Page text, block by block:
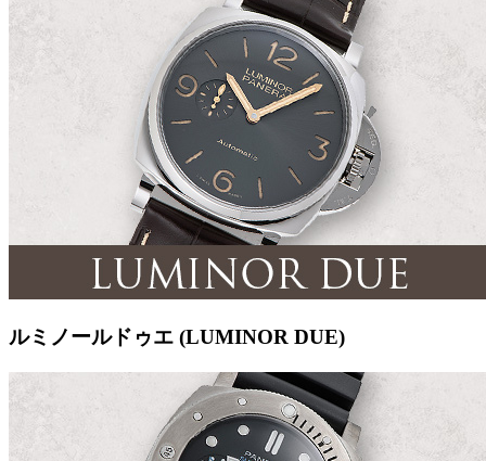
ルミノールドゥエ (LUMINOR DUE)